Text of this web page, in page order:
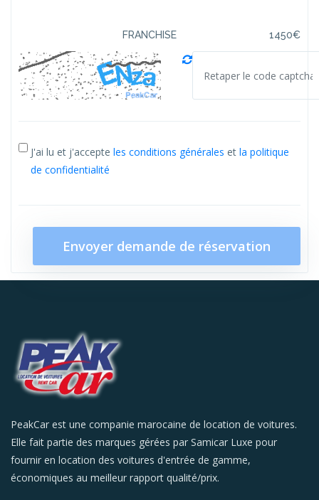
FRANCHISE 1450€
J'ai lu et j'accepte les conditions générales et la politique
de confidentialité
Envoyer demande de réservation
PeakCar est une companie marocaine de location de voitures.
Elle fait partie des marques gérées par Samicar Luxe pour
fournir en location des voitures d'entrée de gamme,
économiques au meilleur rapport qualité/prix.